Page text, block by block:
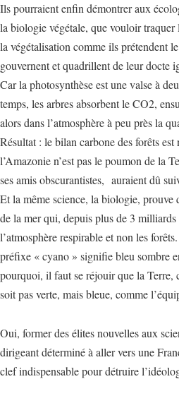
Ils pourraient enfin démontrer aux
la biologie végétale, que vouloir traquer
la végétalisation comme ils prétendent
gouvernent et quadrillent de leur docte
Car la photosynthèse est une valse à
temps, les arbres absorbent le CO2,
alors dans l’atmosphère à peu près la
Résultat : le bilan carbone des forêts
l’Amazonie n’est pas le poumon de la
ses amis obscurantistes, auraient dû
Et la même science, la biologie, prouve
de la mer qui, depuis plus de 3 milliards
l’atmosphère respirable et non les
préfixe « cyano » signifie bleu sombre
pourquoi, il faut se réjouir que la Terre,
soit pas verte, mais bleue, comme
Oui, former des élites nouvelles aux
dirigeant déterminé à aller vers une
clef indispensable pour détruire